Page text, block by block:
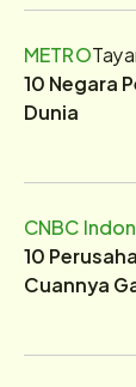
METRO
10 Negara
Dunia
CNBC
10
Cuannya